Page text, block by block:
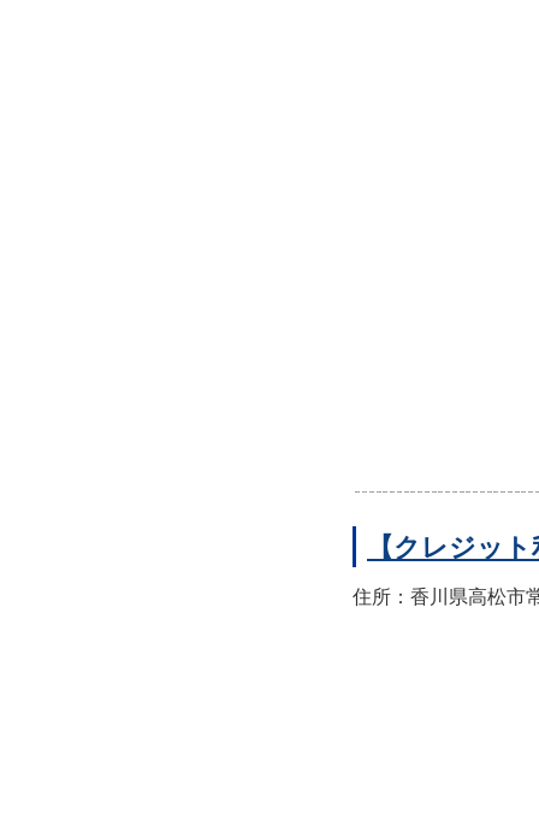
【クレジッ
住所：香川県高松市